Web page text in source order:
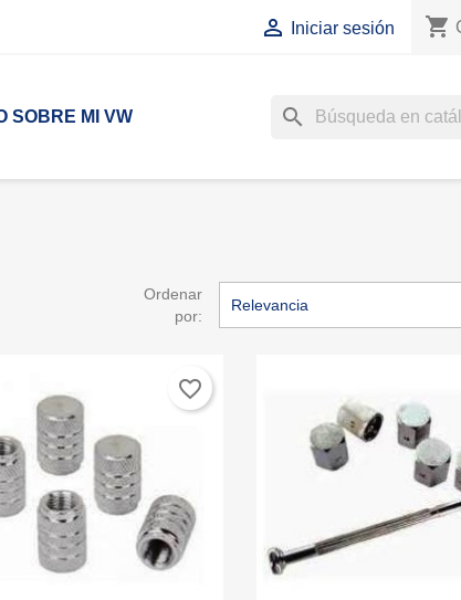
 Iniciar sesión shopping_cart
SOBRE MI VW search
Ordenar
por:
Relevancia
favorite_border